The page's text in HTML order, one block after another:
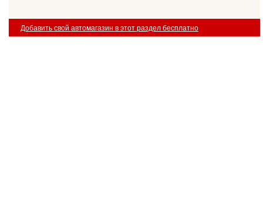
Добавить свой автомагазин в этот раздел бесплатно